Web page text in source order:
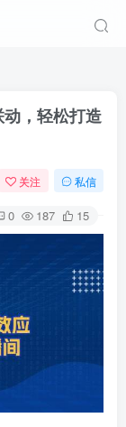
，轻松打造
关注 私信
0 187 15